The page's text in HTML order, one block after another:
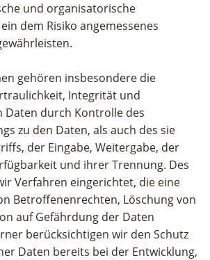
und organisatorische
dem Risiko angemessenes
gehören insbesondere die
Integrität und
Daten durch Kontrolle des
zu den Daten, als auch des sie
der Eingabe, Weitergabe, der
und ihrer Trennung. Des
Verfahren eingerichtet, die eine
Betroffenenrechten, Löschung von
auf Gefährdung der Daten
berücksichtigen wir den Schutz
Daten bereits bei der Entwicklung,